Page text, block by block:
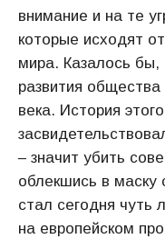
внимание и на те
которые исходят
мира. Казалось бы,
развития
века. История
– значит убить
облекшись в маску
стал сегодня чуть
на европейском